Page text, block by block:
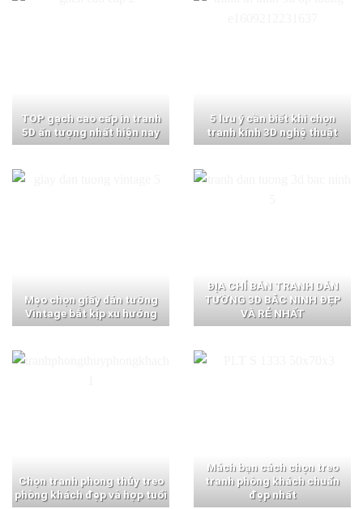
TOP gạch cao cấp in tranh
5D ấn tượng nhất hiện nay
5 lưu ý cần biết khi chọn
tranh kính 3D nghệ thuật
Mẹo chọn giấy dán tường
Vintage bắt kịp xu hướng
ĐỊA CHỈ BÁN TRANH DÁN
TƯỜNG 3D BẮC NINH ĐẸP
VÀ RẺ NHẤT
Chọn tranh phong thủy treo
phòng khách đẹp và hợp tuổi
Mách bạn cách chọn treo
tranh phòng khách chuẩn
đẹp nhất